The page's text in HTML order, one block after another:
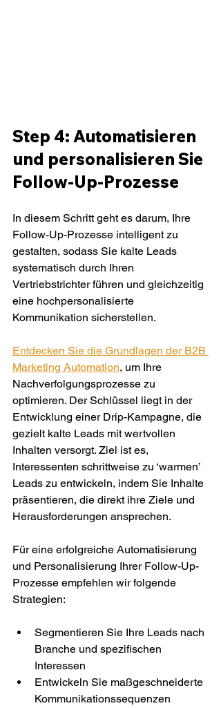
Step 4: Automatisieren
und personalisieren Sie
Follow-Up-Prozesse
In diesem Schritt geht es darum, Ihre
Follow-Up-Prozesse intelligent zu
gestalten, sodass Sie kalte Leads
systematisch durch Ihren
Vertriebstrichter führen und gleichzeitig
eine hochpersonalisierte
Kommunikation sicherstellen.
Entdecken Sie die Grundlagen der B2B
Marketing Automation, um Ihre
Nachverfolgungsprozesse zu
optimieren. Der Schlüssel liegt in der
Entwicklung einer Drip-Kampagne, die
gezielt kalte Leads mit wertvollen
Inhalten versorgt. Ziel ist es,
Interessenten schrittweise zu ‘warmen’
Leads zu entwickeln, indem Sie Inhalte
präsentieren, die direkt ihre Ziele und
Herausforderungen ansprechen.
Für eine erfolgreiche Automatisierung
und Personalisierung Ihrer Follow-Up-
Prozesse empfehlen wir folgende
Strategien:
Segmentieren Sie Ihre Leads nach
Branche und spezifischen
Interessen
Entwickeln Sie maßgeschneiderte
Kommunikationssequenzen